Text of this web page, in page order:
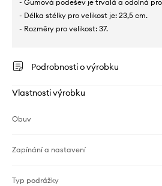
- Gumová podešev je trvalá a odolná
- Délka stélky pro velikost je: 23,5 cm.
- Rozměry pro velikost: 37.
Podrobnosti o výrobku
Vlastnosti výrobku
Obuv
Zapínání a nastavení
Typ podrážky